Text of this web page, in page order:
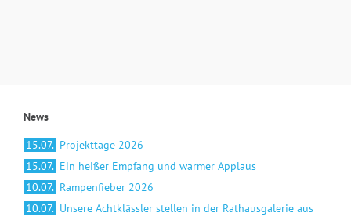
News
15.07. Projekttage 2026
15.07. Ein heißer Empfang und warmer Applaus
10.07. Rampenfieber 2026
10.07. Unsere Achtklässler stellen in der Rathausgalerie aus